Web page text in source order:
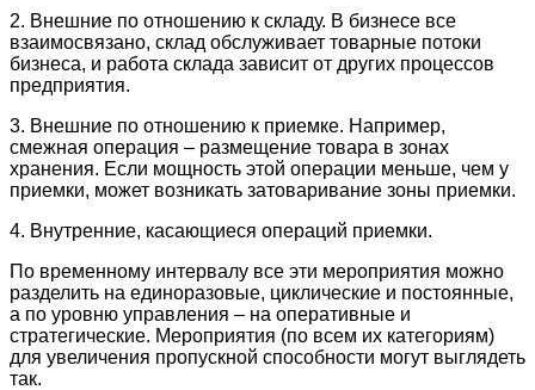
2. Внешние по отношению к складу. В бизнесе все
взаимосвязано, склад обслуживает товарные потоки
бизнеса, и работа склада зависит от других процессов
предприятия.
3. Внешние по отношению к приемке. Например,
смежная операция – размещение товара в зонах
хранения. Если мощность этой операции меньше, чем у
приемки, может возникать затоваривание зоны приемки.
4. Внутренние, касающиеся операций приемки.
По временному интервалу все эти мероприятия можно
разделить на единоразовые, циклические и постоянные,
а по уровню управления – на оперативные и
стратегические. Мероприятия (по всем их категориям)
для увеличения пропускной способности могут выглядеть
так.